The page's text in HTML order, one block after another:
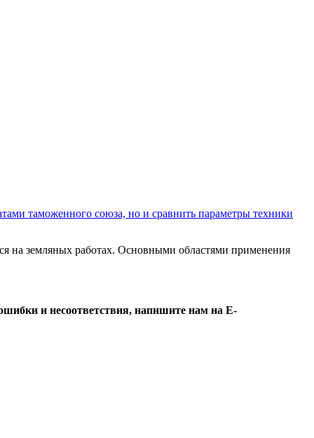
таможенного союза, но и сравнить параметры техники
на земляных работах. Основными областями применения
и несоответствия, напишите нам на E-